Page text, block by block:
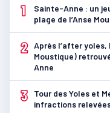
1
Sainte-Anne : un
plage de l’Anse
2 Après l’after yoles,
Moustique)
Anne
3
Tour des Yoles et
infractions